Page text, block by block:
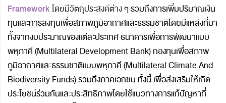
Frameworkโดยมีวัตถุประสงค์ต่าง ๆรวมถึงการเพิ่มปริมาณเงิน
ทุนและการลงทุนเพื่อสภาพภูมิอากาศและธรรมชาติโดยมีแหล่งที่มา
ทั้งจากงบประมาณของแต่ละประเทศ ธนาคารเพื่อการพัฒนาแบบ
พหุภาคี (Multilateral Development Bank) กองทุนเพื่อสภาพ
ภูมิอากาศและธรรมชาติแบบพหุภาคี (Multilateral Climate And
Biodiversity Funds) รวมถึงภาคเอกชน ทั้งนี้ เพื่อส่งเสริมให้เกิด
ประโยชน์ร่วมกันและประสิทธิภาพโดยใช้แนวทางการแก้ปัญหาที่